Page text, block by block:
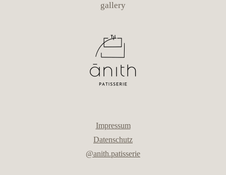
gallery
Impressum
Datenschutz
@anith.patisserie